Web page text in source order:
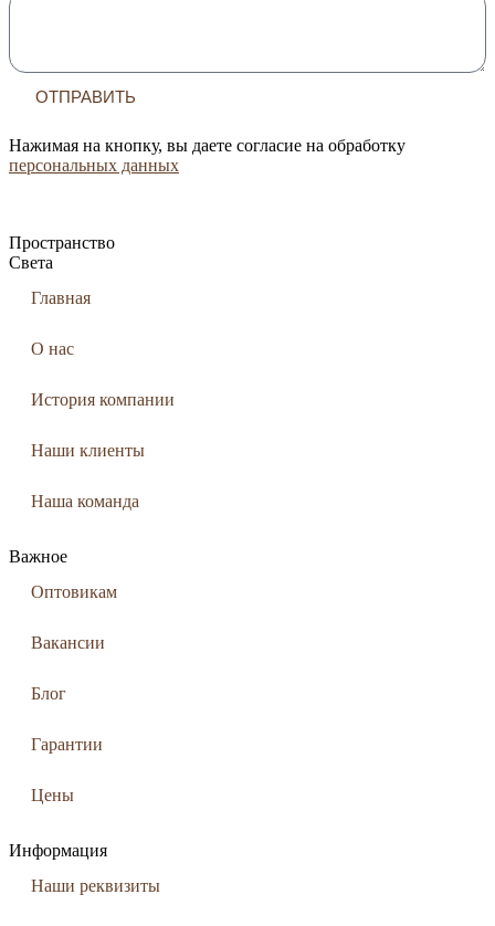
ОТПРАВИТЬ
Нажимая на кнопку, вы даете согласие на обработку
персональных данных
Пространство
Света
Главная
О нас
История компании
Наши клиенты
Наша команда
Важное
Оптовикам
Вакансии
Блог
Гарантии
Цены
Информация
Наши реквизиты